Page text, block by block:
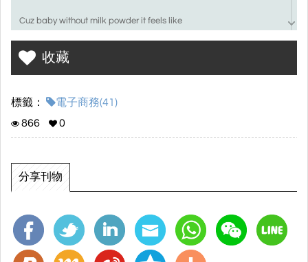
Cuz baby without milk powder it feels like
收藏
標籤：
電子商務(41)
866
0
分享刊物